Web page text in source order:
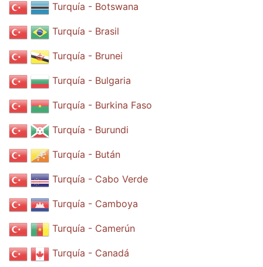
Turquía - Botswana
Turquía - Brasil
Turquía - Brunei
Turquía - Bulgaria
Turquía - Burkina Faso
Turquía - Burundi
Turquía - Bután
Turquía - Cabo Verde
Turquía - Camboya
Turquía - Camerún
Turquía - Canadá